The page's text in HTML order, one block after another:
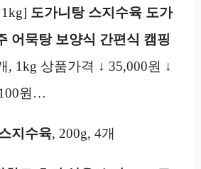
1kg] 도가니탕 스지수육 도가
어묵탕 보양식 간편식 캠핑
, 1kg 상품가격 ↓ 35,000원 ↓
원…
지수육, 200g, 4개